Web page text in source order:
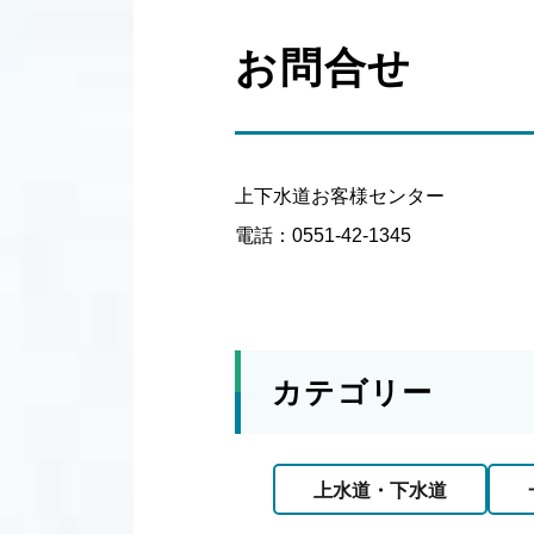
お問合せ
上下水道お客様センター
電話：0551-42-1345
カテゴリー
上水道・下水道